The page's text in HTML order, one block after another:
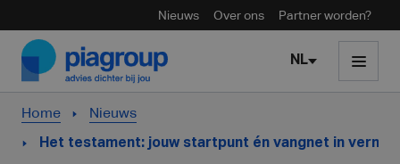
Nieuws Over ons Partner worden?
Skip to content
NL
Home Nieuws
Het testament: jouw startpunt én vangnet in